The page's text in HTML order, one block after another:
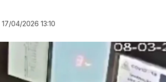
17/04/2026 13:10